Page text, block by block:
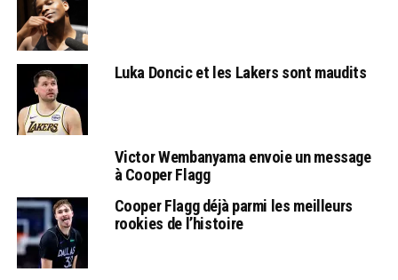
Luka Doncic et les Lakers sont maudits
Victor Wembanyama envoie un message
à Cooper Flagg
Cooper Flagg déjà parmi les meilleurs
rookies de l’histoire